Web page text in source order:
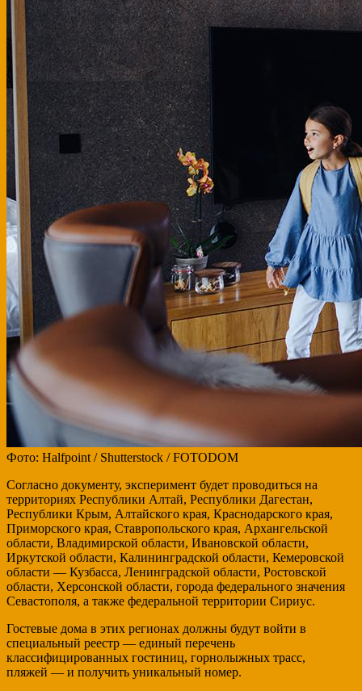
Фото: Halfpoint / Shutterstock / FOTODOM
Согласно документу, эксперимент будет проводиться на
территориях Республики Алтай, Республики Дагестан,
Республики Крым, Алтайского края, Краснодарского края,
Приморского края, Ставропольского края, Архангельской
области, Владимирской области, Ивановской области,
Иркутской области, Калининградской области, Кемеровской
области — Кузбасса, Ленинградской области, Ростовской
области, Херсонской области, города федерального значения
Севастополя, а также федеральной территории Сириус.
Гостевые дома в этих регионах должны будут войти в
специальный реестр — единый перечень
классифицированных гостиниц, горнолыжных трасс,
пляжей — и получить уникальный номер.